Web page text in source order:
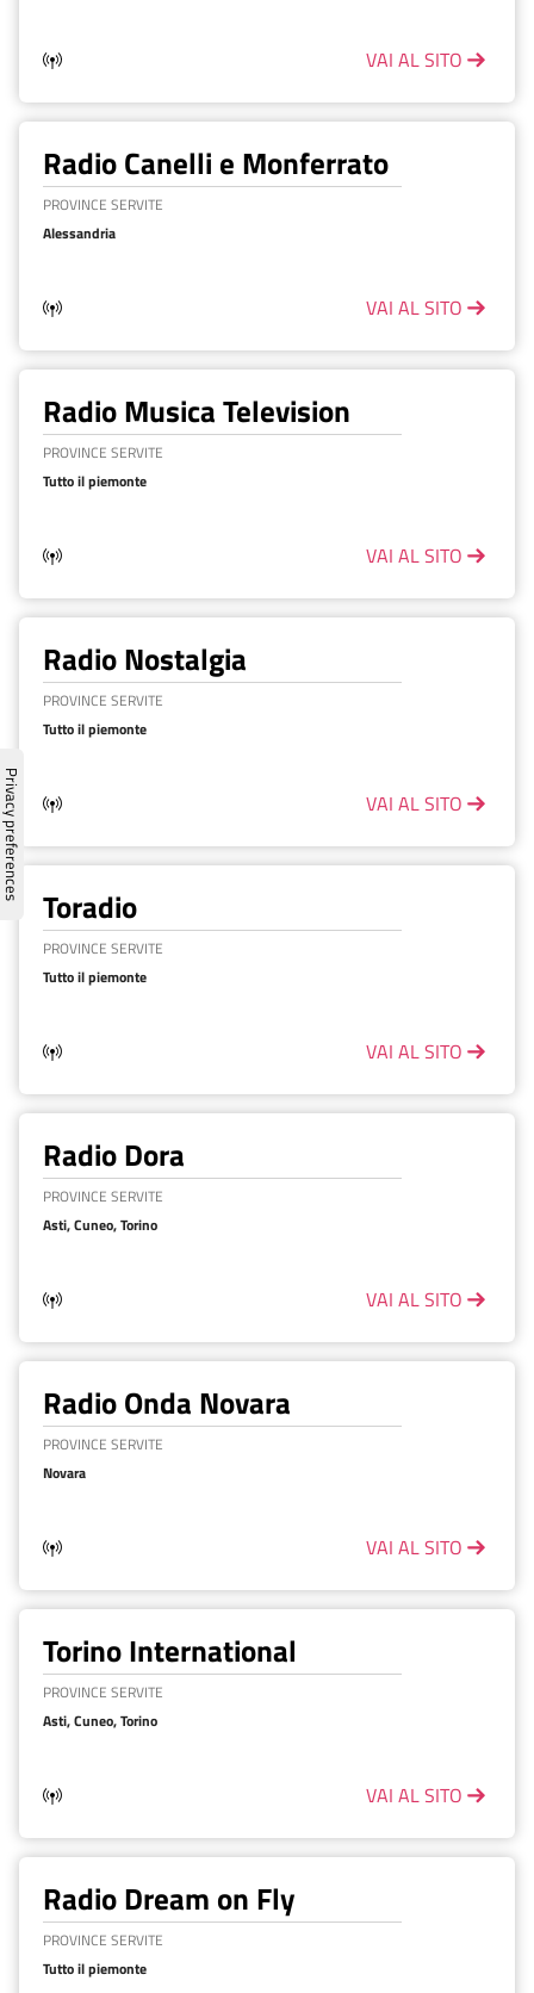
VAI AL SITO
Radio Canelli e Monferrato
PROVINCE SERVITE
Alessandria
VAI AL SITO
Radio Musica Television
PROVINCE SERVITE
Tutto il piemonte
VAI AL SITO
Radio Nostalgia
PROVINCE SERVITE
Tutto il piemonte
VAI AL SITO
Toradio
PROVINCE SERVITE
Tutto il piemonte
VAI AL SITO
Radio Dora
PROVINCE SERVITE
Asti, Cuneo, Torino
VAI AL SITO
Radio Onda Novara
PROVINCE SERVITE
Novara
VAI AL SITO
Torino International
PROVINCE SERVITE
Asti, Cuneo, Torino
VAI AL SITO
Radio Dream on Fly
PROVINCE SERVITE
Tutto il piemonte